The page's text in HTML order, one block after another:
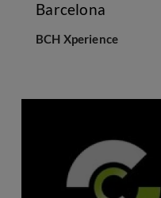
Barcelona
BCH Xperience